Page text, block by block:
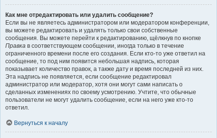
Как мне отредактировать или удалить сообщение?
Если вы не являетесь администратором или модератором конференции,
вы можете редактировать и удалять только свои собственные
сообщения. Вы можете перейти к редактированию, щёлкнув по кнопке
Правка в соответствующем сообщении, иногда только в течение
ограниченного времени после его создания. Если кто-то уже ответил на
сообщение, то под ним появится небольшая надпись, которая
показывает количество правок, а также дату и время последней из них.
Эта надпись не появляется, если сообщение редактировал
администратор или модератор, хотя они могут сами написать о
сделанных изменениях по своему усмотрению. Учтите, что обычные
пользователи не могут удалить сообщение, если на него уже кто-то
ответил.
Вернуться к началу